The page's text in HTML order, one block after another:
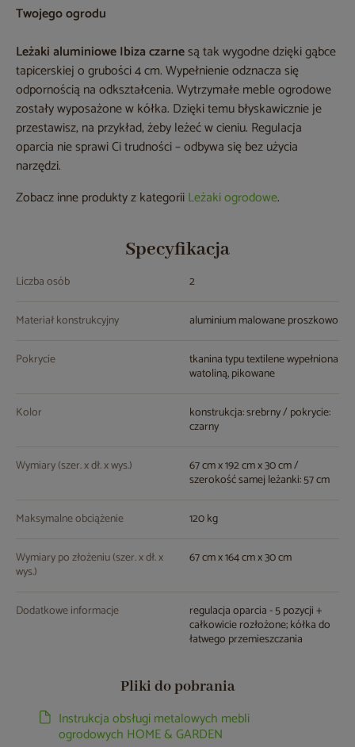
Twojego ogrodu
Leżaki aluminiowe Ibiza czarnesą tak wygodne dzięki gąbce
tapicerskiej o grubości 4 cm. Wypełnienie odznacza się
odpornością na odkształcenia. Wytrzymałe meble ogrodowe
zostały wyposażone w kółka. Dzięki temu błyskawicznie je
przestawisz, na przykład, żeby leżeć w cieniu. Regulacja
oparcia nie sprawi Ci trudności – odbywa się bez użycia
narzędzi.
Zobacz inne produkty z kategoriiLeżaki ogrodowe.
Specyfikacja
Liczba osób 2
Materiał konstrukcyjny aluminium malowane proszkowo
Pokrycie tkanina typu textilene wypełniona
watoliną, pikowane
Kolor konstrukcja: srebrny / pokrycie:
czarny
Wymiary (szer. x dł. x wys.) 67 cm x 192 cm x 30 cm /
szerokość samej leżanki: 57 cm
Maksymalne obciążenie 120 kg
Wymiary po złożeniu (szer. x dł. x
wys.)
67 cm x 164 cm x 30 cm
Dodatkowe informacje regulacja oparcia - 5 pozycji +
całkowicie rozłożone; kółka do
łatwego przemieszczania
Pliki do pobrania
Instrukcja obsługi metalowych mebli
ogrodowych HOME & GARDEN